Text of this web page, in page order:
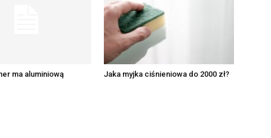
ma aluminiową
Jaka myjka ciśnieniowa do 2000 zł?